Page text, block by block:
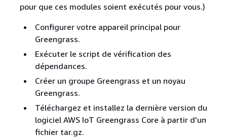
pour que ces modules soient exécutés pour vous.)
Configurer votre appareil principal pour
Greengrass.
Exécuter le script de vérification des
dépendances.
Créer un groupe Greengrass et un noyau
Greengrass.
Téléchargez et installez la dernière version du
logiciel AWS IoT Greengrass Core à partir d'un
fichier tar.gz.